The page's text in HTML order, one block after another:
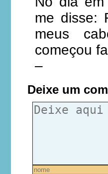
me disse:
meus
começou
–
Deixe um